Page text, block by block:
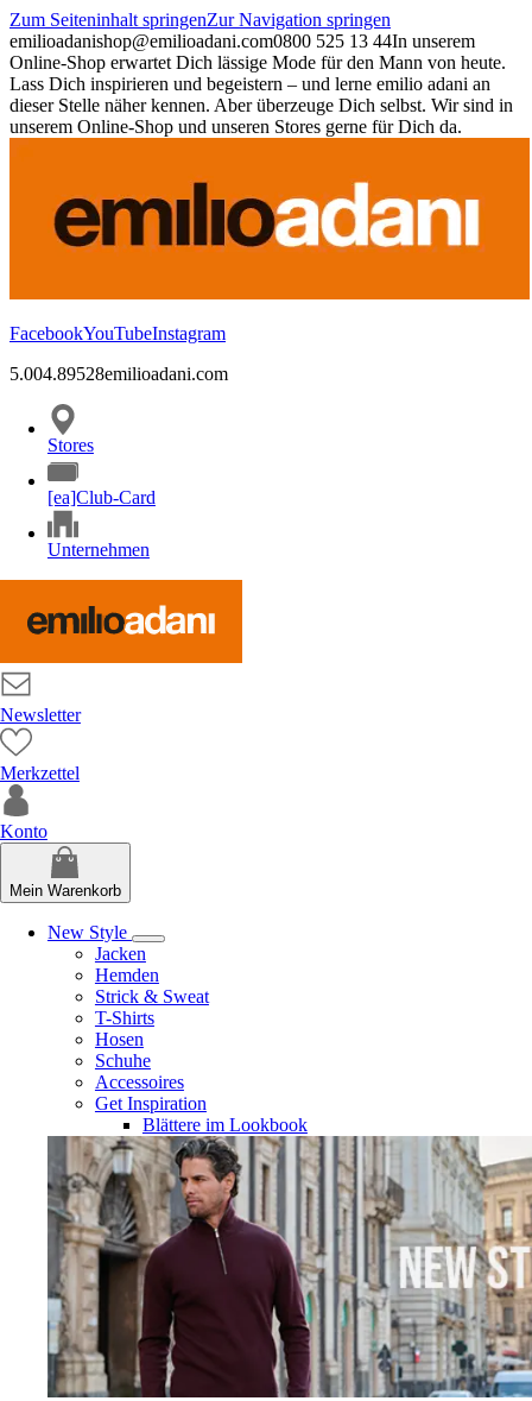
Zum Seiteninhalt springenZur Navigation springen
emilioadanishop@emilioadani.com0800 525 13 44In unserem
Online-Shop erwartet Dich lässige Mode für den Mann von heute.
Lass Dich inspirieren und begeistern – und lerne emilio adani an
dieser Stelle näher kennen. Aber überzeuge Dich selbst. Wir sind in
unserem Online-Shop und unseren Stores gerne für Dich da.
FacebookYouTubeInstagram
5.004.89528emilioadani.com
Stores
[ea]Club-Card
Unternehmen
Newsletter
Merkzettel
Konto
Mein Warenkorb
New Style
Jacken
Hemden
Strick & Sweat
T-Shirts
Hosen
Schuhe
Accessoires
Get Inspiration
Blättere im Lookbook